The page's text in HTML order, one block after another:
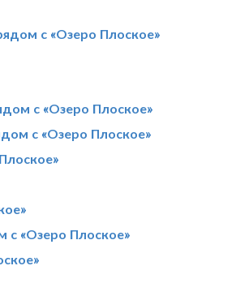
с «Озеро Плоское»
с «Озеро Плоское»
с «Озеро Плоское»
«Озеро Плоское»